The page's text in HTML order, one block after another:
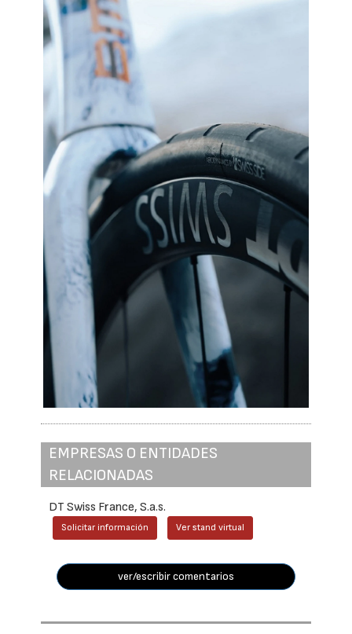
EMPRESAS O ENTIDADES
RELACIONADAS
DT Swiss France, S.a.s.
Solicitar información Ver stand virtual
ver/escribir comentarios